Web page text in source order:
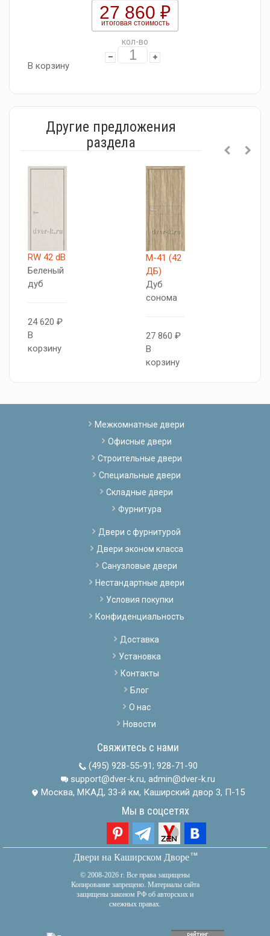
27 860 ₽
итоговая стоимость
кол-во
В корзину
Другие предложения
раздела
RW 42 dB
Беленый
дуб
24 620 ₽
В
корзину
М-41 (42
ДБ)
Дуб
сонома
27 860 ₽
В
корзину
Межкомнатные двери
Офисные двери
Строительные двери
Специальные двери
Складные двери
Фурнитура
Двери с фурнитурой
Двери эконом класса
Санузловые двери
Нестандартные двери
Условия покупки
Конфиденциальность
Доставка
Установка
Контакты
Блог
О нас
Новости
Свяжитесь с нами
(495) 928-55-91; 928-71-90
support@dver-k.ru, admin@dver-k.ru
Москва, МКАД, 33-й км, Каширский двор 3, П-15
Мы в соцсетях
Двери на Каширском Дворетм
© 2008-2026 г. Все права защищены
Копирование запрещено. Материалы сайта
защищены законом РФ об авторских и
смежных правах.